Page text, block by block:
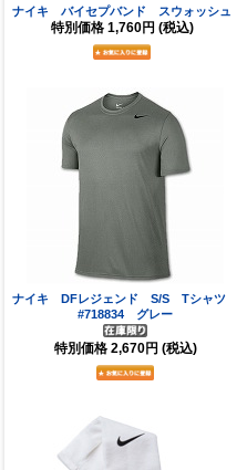
ナイキ バイセプバンド スウォッシュ
特別価格 1,760円 (税込)
ナイキ DFレジェンド S/S Tシャツ
#718834 グレー
特別価格 2,670円 (税込)